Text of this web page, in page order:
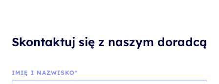
Skontaktuj się z naszym doradcą
IMIĘ I NAZWISKO*